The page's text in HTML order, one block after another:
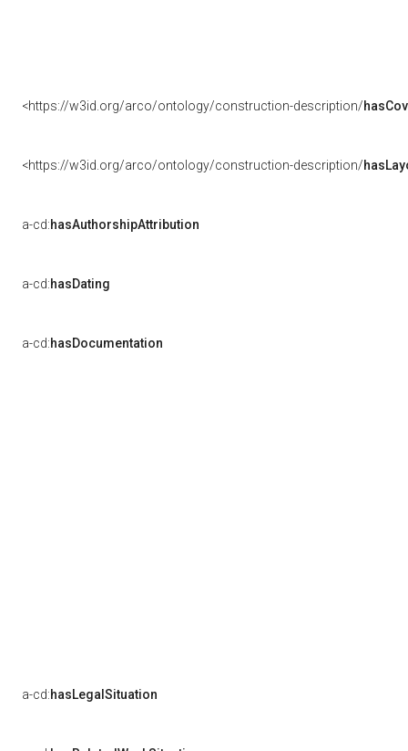
<https://w3id.org/arco/ontology/construction-description/
<https://w3id.org/arco/ontology/construction-description/
a-cd:hasAuthorshipAttribution
a-cd:hasDating
a-cd:hasDocumentation
a-cd:hasLegalSituation